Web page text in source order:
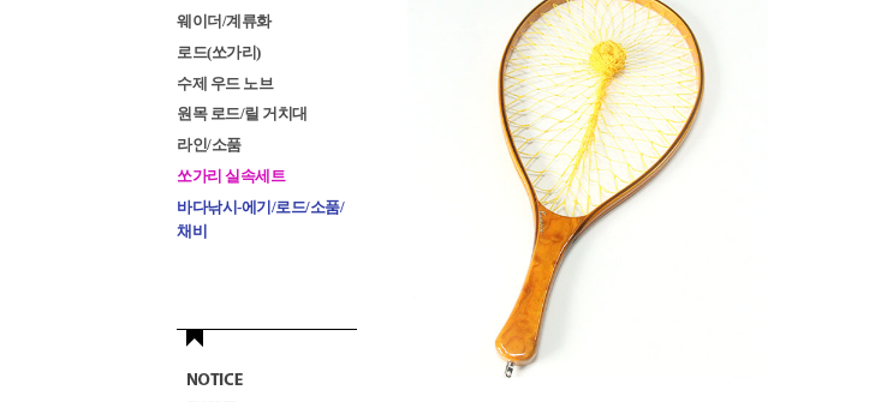
웨이더/계류화
로드(쏘가리)
수제 우드 노브
원목 로드/릴 거치대
라인/소품
쏘가리 실속세트
바다낚시-에기/로드/소품/
채비